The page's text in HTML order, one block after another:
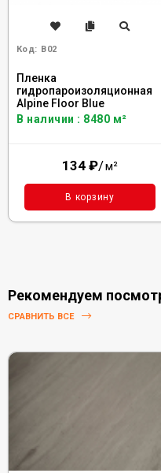
Код: B02
Пленка
гидропароизоляционная
Alpine Floor Blue
В наличии : 8480 м²
134 ₽/м²
В корзину
Рекомендуем
СРАВНИТЬ ВСЕ